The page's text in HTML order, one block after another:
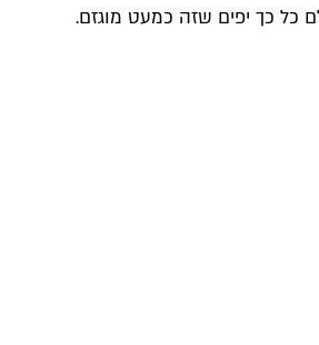
כל כך יפים שזה כמעט מוגזם.